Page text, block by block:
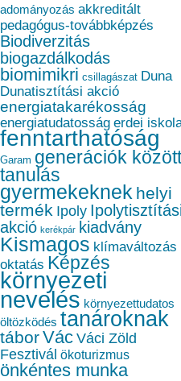
adományozás akkreditált
pedagógus-továbbképzés
Biodiverzitás
biogazdálkodás
biomimikri csillagászat Duna
Dunatisztítási akció
energiatakarékosság
energiatudatosság erdei
fenntarthatóság
Garam generációk
tanulás
gyermekeknek helyi
termék Ipoly
akció kerékpár kiadvány
Kismagos klímaváltozás
oktatás Képzés
környezeti
nevelés környezettudatos
öltözködés tanároknak
táborVác Váci Zöld
Fesztivál ökoturizmus
önkéntes munka